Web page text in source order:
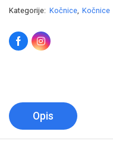
Kategorije: Kočnice, Kočnice
Opis